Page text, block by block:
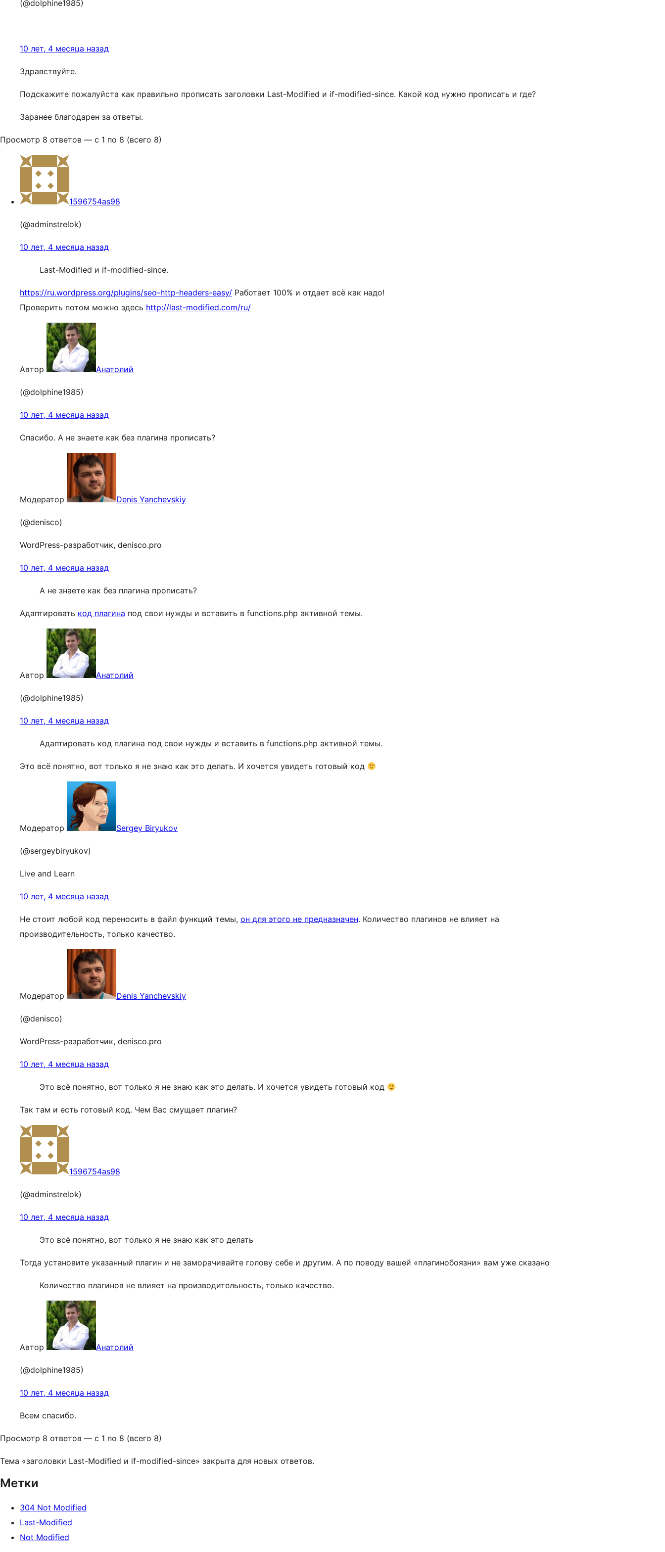
(@dolphine1985)
10 лет, 4 месяца назад
Здравствуйте.
Подскажите пожалуйста как правильно прописать заголовки Last-Modified и if-modified-since. Какой код нужно прописать и где?
Заранее благодарен за ответы.
Просмотр 8 ответов — с 1 по 8 (всего 8)
1596754as98
(@adminstrelok)
10 лет, 4 месяца назад
Last-Modified и if-modified-since.
https://ru.wordpress.org/plugins/seo-http-headers-easy/ Работает 100% и отдает всё как надо!
Проверить потом можно здесь http://last-modified.com/ru/
Автор Анатолий
(@dolphine1985)
10 лет, 4 месяца назад
Спасибо. А не знаете как без плагина прописать?
Модератор Denis Yanchevskiy
(@denisco)
WordPress-разработчик, denisco.pro
10 лет, 4 месяца назад
А не знаете как без плагина прописать?
Адаптировать код плагина под свои нужды и вставить в functions.php активной темы.
Автор Анатолий
(@dolphine1985)
10 лет, 4 месяца назад
Адаптировать код плагина под свои нужды и вставить в functions.php активной темы.
Это всё понятно, вот только я не знаю как это делать. И хочется увидеть готовый код
Модератор Sergey Biryukov
(@sergeybiryukov)
Live and Learn
10 лет, 4 месяца назад
Не стоит любой код переносить в файл функций темы, он для этого не предназначен. Количество плагинов не влияет на
производительность, только качество.
Модератор Denis Yanchevskiy
(@denisco)
WordPress-разработчик, denisco.pro
10 лет, 4 месяца назад
Это всё понятно, вот только я не знаю как это делать. И хочется увидеть готовый код
Так там и есть готовый код. Чем Вас смущает плагин?
1596754as98
(@adminstrelok)
10 лет, 4 месяца назад
Это всё понятно, вот только я не знаю как это делать
Тогда установите указанный плагин и не заморачивайте голову себе и другим. А по поводу вашей «плагинобоязни» вам уже сказано
Количество плагинов не влияет на производительность, только качество.
Автор Анатолий
(@dolphine1985)
10 лет, 4 месяца назад
Всем спасибо.
Просмотр 8 ответов — с 1 по 8 (всего 8)
Тема «заголовки Last-Modified и if-modified-since» закрыта для новых ответов.
Метки
304 Not Modified
Last-Modified
Not Modified